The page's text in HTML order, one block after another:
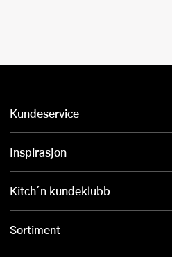
Kundeservice
Inspirasjon
Kitch´n kundeklubb
Sortiment